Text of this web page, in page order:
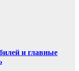
и главные